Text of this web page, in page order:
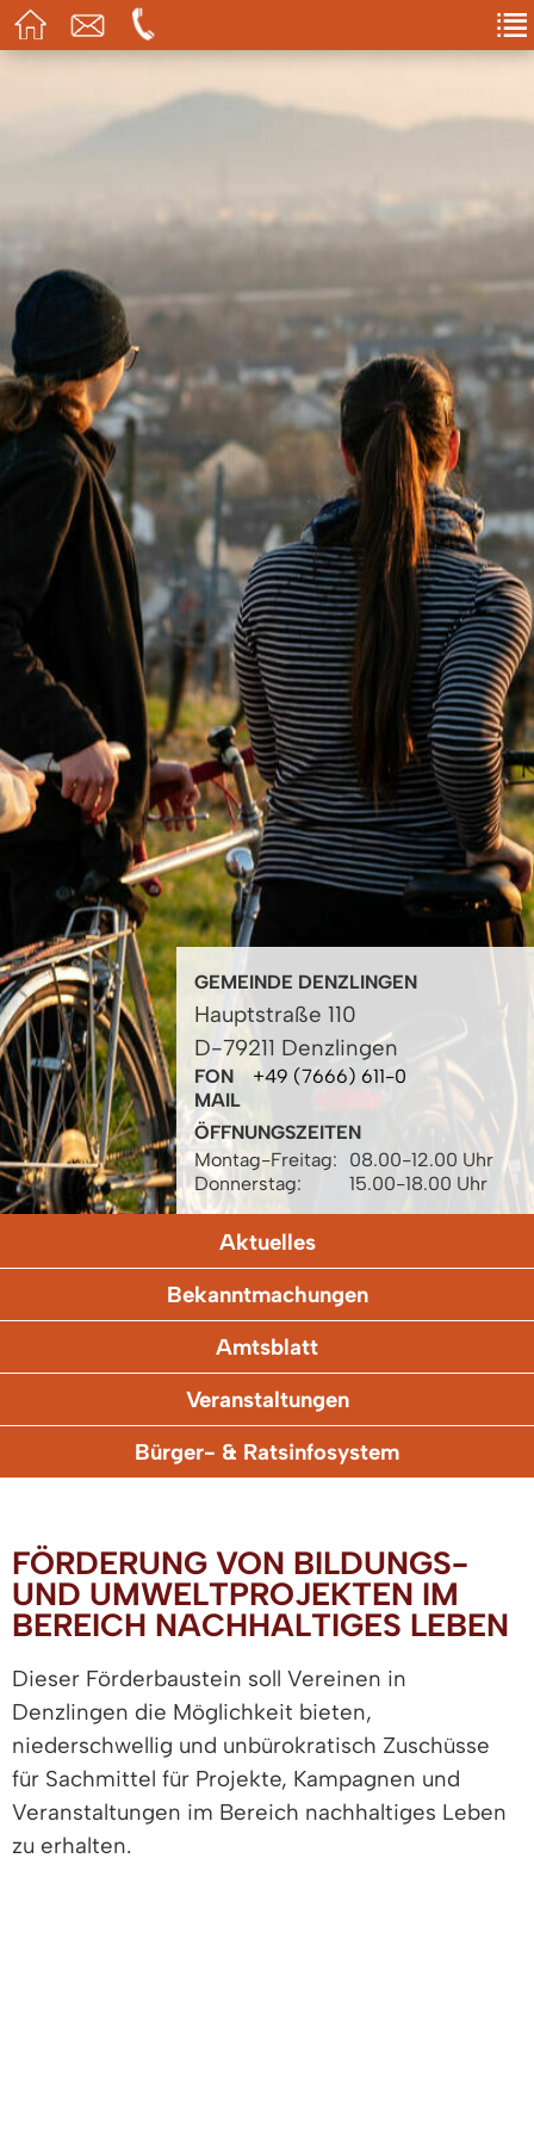
GEMEINDE DENZLINGEN
Hauptstraße 110
D-79211 Denzlingen
FON
+49 (7666) 611-0
MAIL
ÖFFNUNGSZEITEN
Montag-Freitag:
08.00-12.00 Uhr
Donnerstag:
15.00-18.00 Uhr
Aktuelles
Bekanntmachungen
Amtsblatt
Veranstaltungen
Bürger- & Ratsinfosystem
FÖRDERUNG VON BILDUNGS-
UND UMWELTPROJEKTEN IM
BEREICH NACHHALTIGES LEBEN
Dieser Förderbaustein soll Vereinen in
Denzlingen die Möglichkeit bieten,
niederschwellig und unbürokratisch Zuschüsse
für Sachmittel für Projekte, Kampagnen und
Veranstaltungen im Bereich nachhaltiges Leben
zu erhalten.